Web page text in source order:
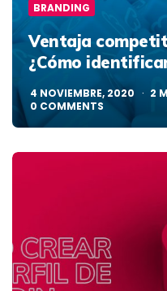
BRANDING
Ventaja
¿Cómo
4 NOVIEMBRE, 2020 2
0 COMMENTS